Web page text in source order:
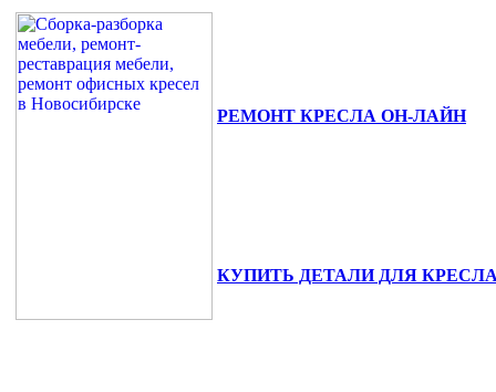
РЕМОНТ КРЕСЛА ОН-ЛАЙН
КУПИТЬ ДЕТАЛИ ДЛЯ